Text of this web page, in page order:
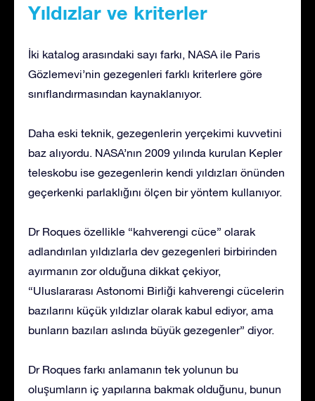
Yıldızlar ve kriterler
İki katalog arasındaki sayı farkı, NASA ile Paris
Gözlemevi’nin gezegenleri farklı kriterlere göre
sınıflandırmasından kaynaklanıyor.
Daha eski teknik, gezegenlerin yerçekimi kuvvetini
baz alıyordu. NASA’nın 2009 yılında kurulan Kepler
teleskobu ise gezegenlerin kendi yıldızları önünden
geçerkenki parlaklığını ölçen bir yöntem kullanıyor.
Dr Roques özellikle “kahverengi cüce” olarak
adlandırılan yıldızlarla dev gezegenleri birbirinden
ayırmanın zor olduğuna dikkat çekiyor,
“Uluslararası Astonomi Birliği kahverengi cücelerin
bazılarını küçük yıldızlar olarak kabul ediyor, ama
bunların bazıları aslında büyük gezegenler” diyor.
Dr Roques farkı anlamanın tek yolunun bu
oluşumların iç yapılarına bakmak olduğunu, bunun